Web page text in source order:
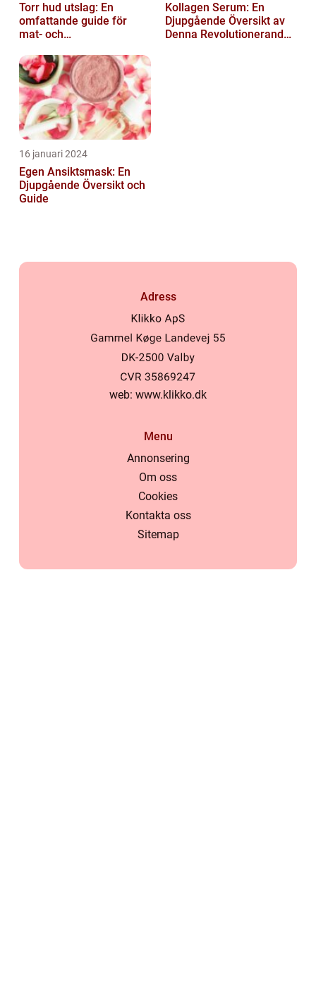
Torr hud utslag: En
omfattande guide för
mat- och
Kollagen Serum: En
Djupgående Översikt av
Denna Revolutionerande
16 januari 2024
Egen Ansiktsmask: En
Djupgående Översikt och
Guide
Adress
web: www.klikko.dk
Menu
Annonsering
Om oss
Cookies
Kontakta oss
Sitemap